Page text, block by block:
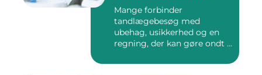
Mange forbinder
tandlægebesøg med
ubehag, usikkerhed og en
regning, der kan gøre ondt i